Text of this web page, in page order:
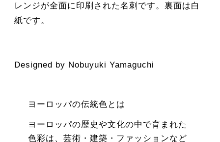
レンジが全面に印刷された名刺です。裏面は白
紙です。
Designed by Nobuyuki Yamaguchi
ヨーロッパの伝統色とは
ヨーロッパの歴史や文化の中で育まれた
色彩は、芸術・建築・ファッションなど